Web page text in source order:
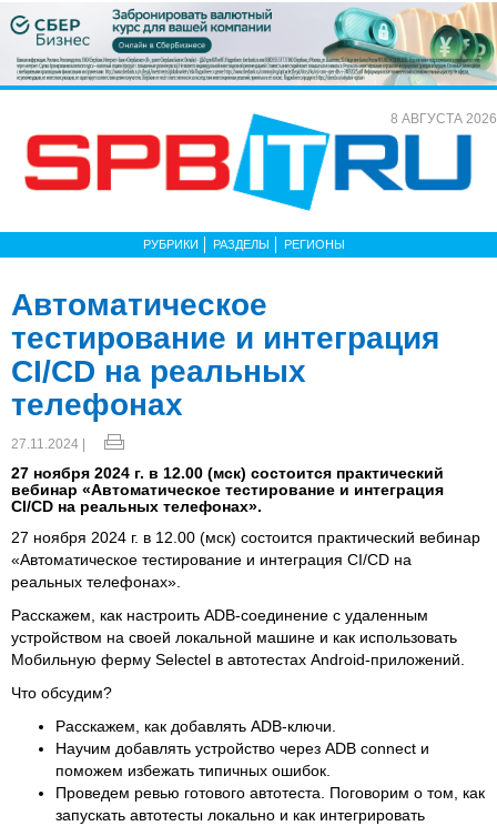
8 АВГУСТА 2026
РУБРИКИ РАЗДЕЛЫ РЕГИОНЫ
Автоматическое
тестирование и интеграция
CI/CD на реальных
телефонах
27.11.2024 |
27 ноября 2024 г. в 12.00 (мск) состоится практический
вебинар «Автоматическое тестирование и интеграция
CI/CD на реальных телефонах».
27 ноября 2024 г. в 12.00 (мск) состоится практический вебинар
«Автоматическое тестирование и интеграция CI/CD на
реальных телефонах».
Расскажем, как настроить ADB-соединение с удаленным
устройством на своей локальной машине и как использовать
Мобильную ферму Selectel в автотестах Android-приложений.
Что обсудим?
Расскажем, как добавлять ADB-ключи.
Научим добавлять устройство через ADB connect и
поможем избежать типичных ошибок.
Проведем ревью готового автотеста. Поговорим о том, как
запускать автотесты локально и как интегрировать